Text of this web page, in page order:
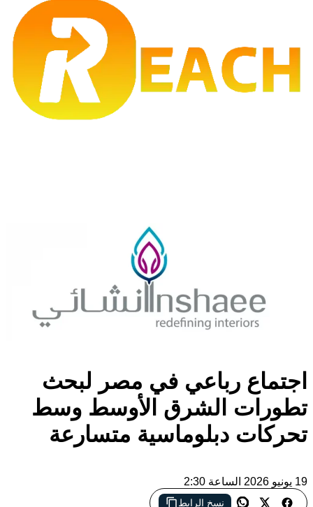
اجتماع رباعي في مصر لبحث
تطورات الشرق الأوسط وسط
تحركات دبلوماسية متسارعة
19 يونيو 2026 الساعة 2:30
نسخ الرابط
العلمين تستضيف اجتماعًا رباعيًا لوزراء خارجية مصر والسعودية